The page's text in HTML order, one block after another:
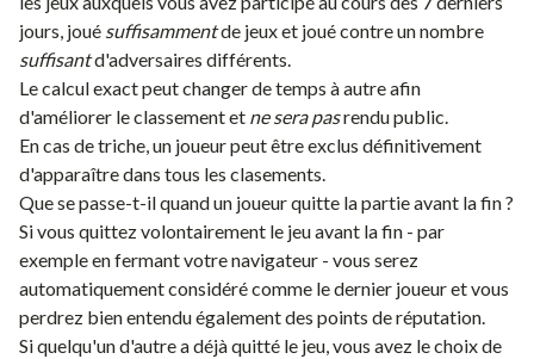
jours, joué suffisammentde jeux et joué contre un nombre
suffisantd'adversaires différents.
Le calcul exact peut changer de temps à autre afin
d'améliorer le classement et ne sera pasrendu public.
En cas de triche, un joueur peut être exclus définitivement
d'apparaître dans tous les clasements.
Que se passe-t-il quand un joueur quitte la partie avant la fin ?
Si vous quittez volontairement le jeu avant la fin - par
exemple en fermant votre navigateur - vous serez
automatiquement considéré comme le dernier joueur et vous
perdrez bien entendu également des points de réputation.
Si quelqu'un d'autre a déjà quitté le jeu, vous avez le choix de